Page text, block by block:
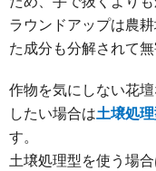
ラウンドアップは農
た成分も分解されて
作物を気にしない花
したい場合は土壌処
す。
土壌処理型を使う場